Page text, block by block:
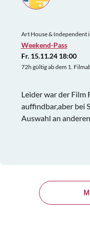
Art House & Independent
Weekend-Pass
Fr. 15.11.24 18:00
72h gültig ab dem 1.
Leider war der Film
auffindbar,aber bei
Auswahl an